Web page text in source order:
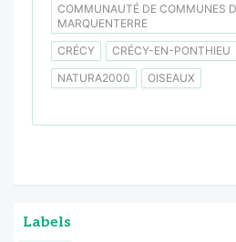
COMMUNAUTÉ DE COMMUNES
MARQUENTERRE
CRÉCY
CRÉCY-EN-PONTHIEU
NATURA2000
OISEAUX
Labels